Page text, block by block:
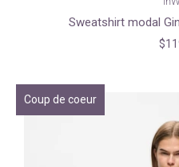
Sweatshirt modal
Coup de coeur